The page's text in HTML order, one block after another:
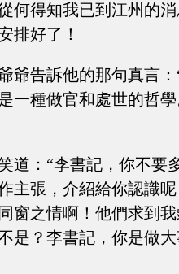
何得知我已到江州的
排好了！
爺告訴他的那句真言
一種做官和處世的哲
道：“李書記，你不要
主張，介紹給你認識
窗之情啊！他們求到
是？李書記，你是做